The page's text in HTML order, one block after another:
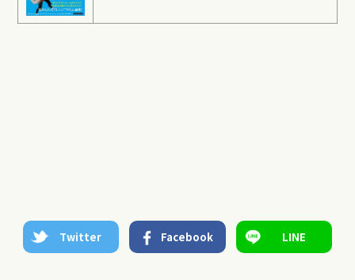
Twitter Facebook LINE